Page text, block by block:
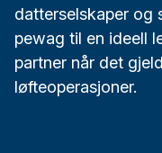
datterselskaper og
pewag til en ideell
partner når det
løfteoperasjoner.